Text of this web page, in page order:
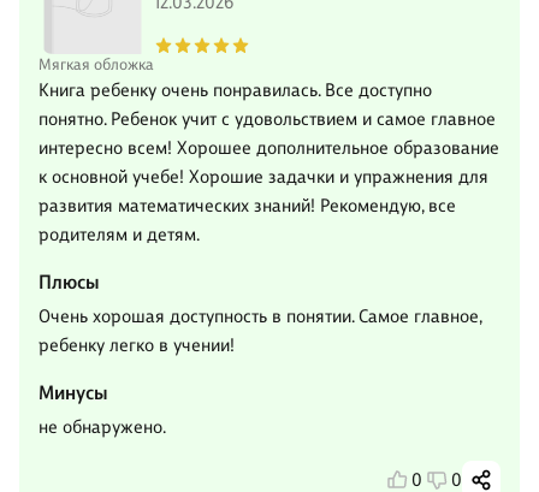
Мягкая обложка
Книга ребенку очень понравилась. Все доступно
понятно. Ребенок учит с удовольствием и самое главное
интересно всем! Хорошее дополнительное образование
к основной учебе! Хорошие задачки и упражнения для
развития математических знаний! Рекомендую, все
родителям и детям.
Плюсы
Очень хорошая доступность в понятии. Самое главное,
ребенку легко в учении!
Минусы
не обнаружено.
0 0